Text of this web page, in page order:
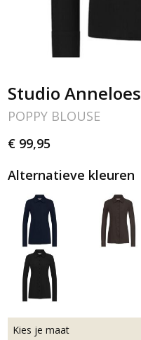
Studio Anneloes
POPPY BLOUSE
€ 99,95
Alternatieve kleuren
Kies je maat